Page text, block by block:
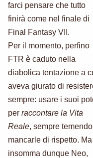
farci pensare che tutto
finirà come nel finale di
Final Fantasy VII.
Per il momento, perfino
FTR è caduto nella
diabolica tentazione a
aveva giurato di
sempre: usare i suoi
per raccontare la Vita
Reale, sempre
mancarle di rispetto. Ma
insomma dunque Neo,